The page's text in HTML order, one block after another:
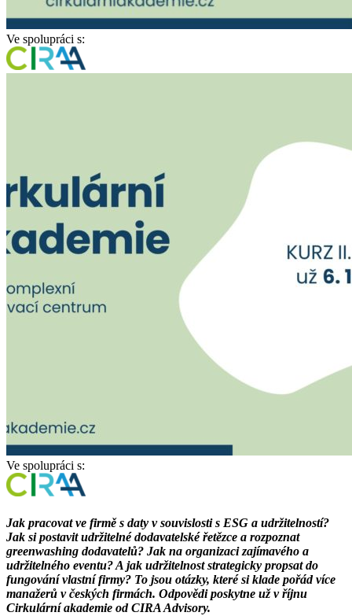
Ve spolupráci s:
Ve spolupráci s:
Jak pracovat ve firmě s daty v souvislosti s ESG a udržitelností?
Jak si postavit udržitelné dodavatelské řetězce a rozpoznat
greenwashing dodavatelů? Jak na organizaci zajímavého a
udržitelného eventu? A jak udržitelnost strategicky propsat do
fungování vlastní firmy? To jsou otázky, které si klade pořád více
manažerů v českých firmách. Odpovědi poskytne už v říjnu
Cirkulární akademie od CIRA Advisory.